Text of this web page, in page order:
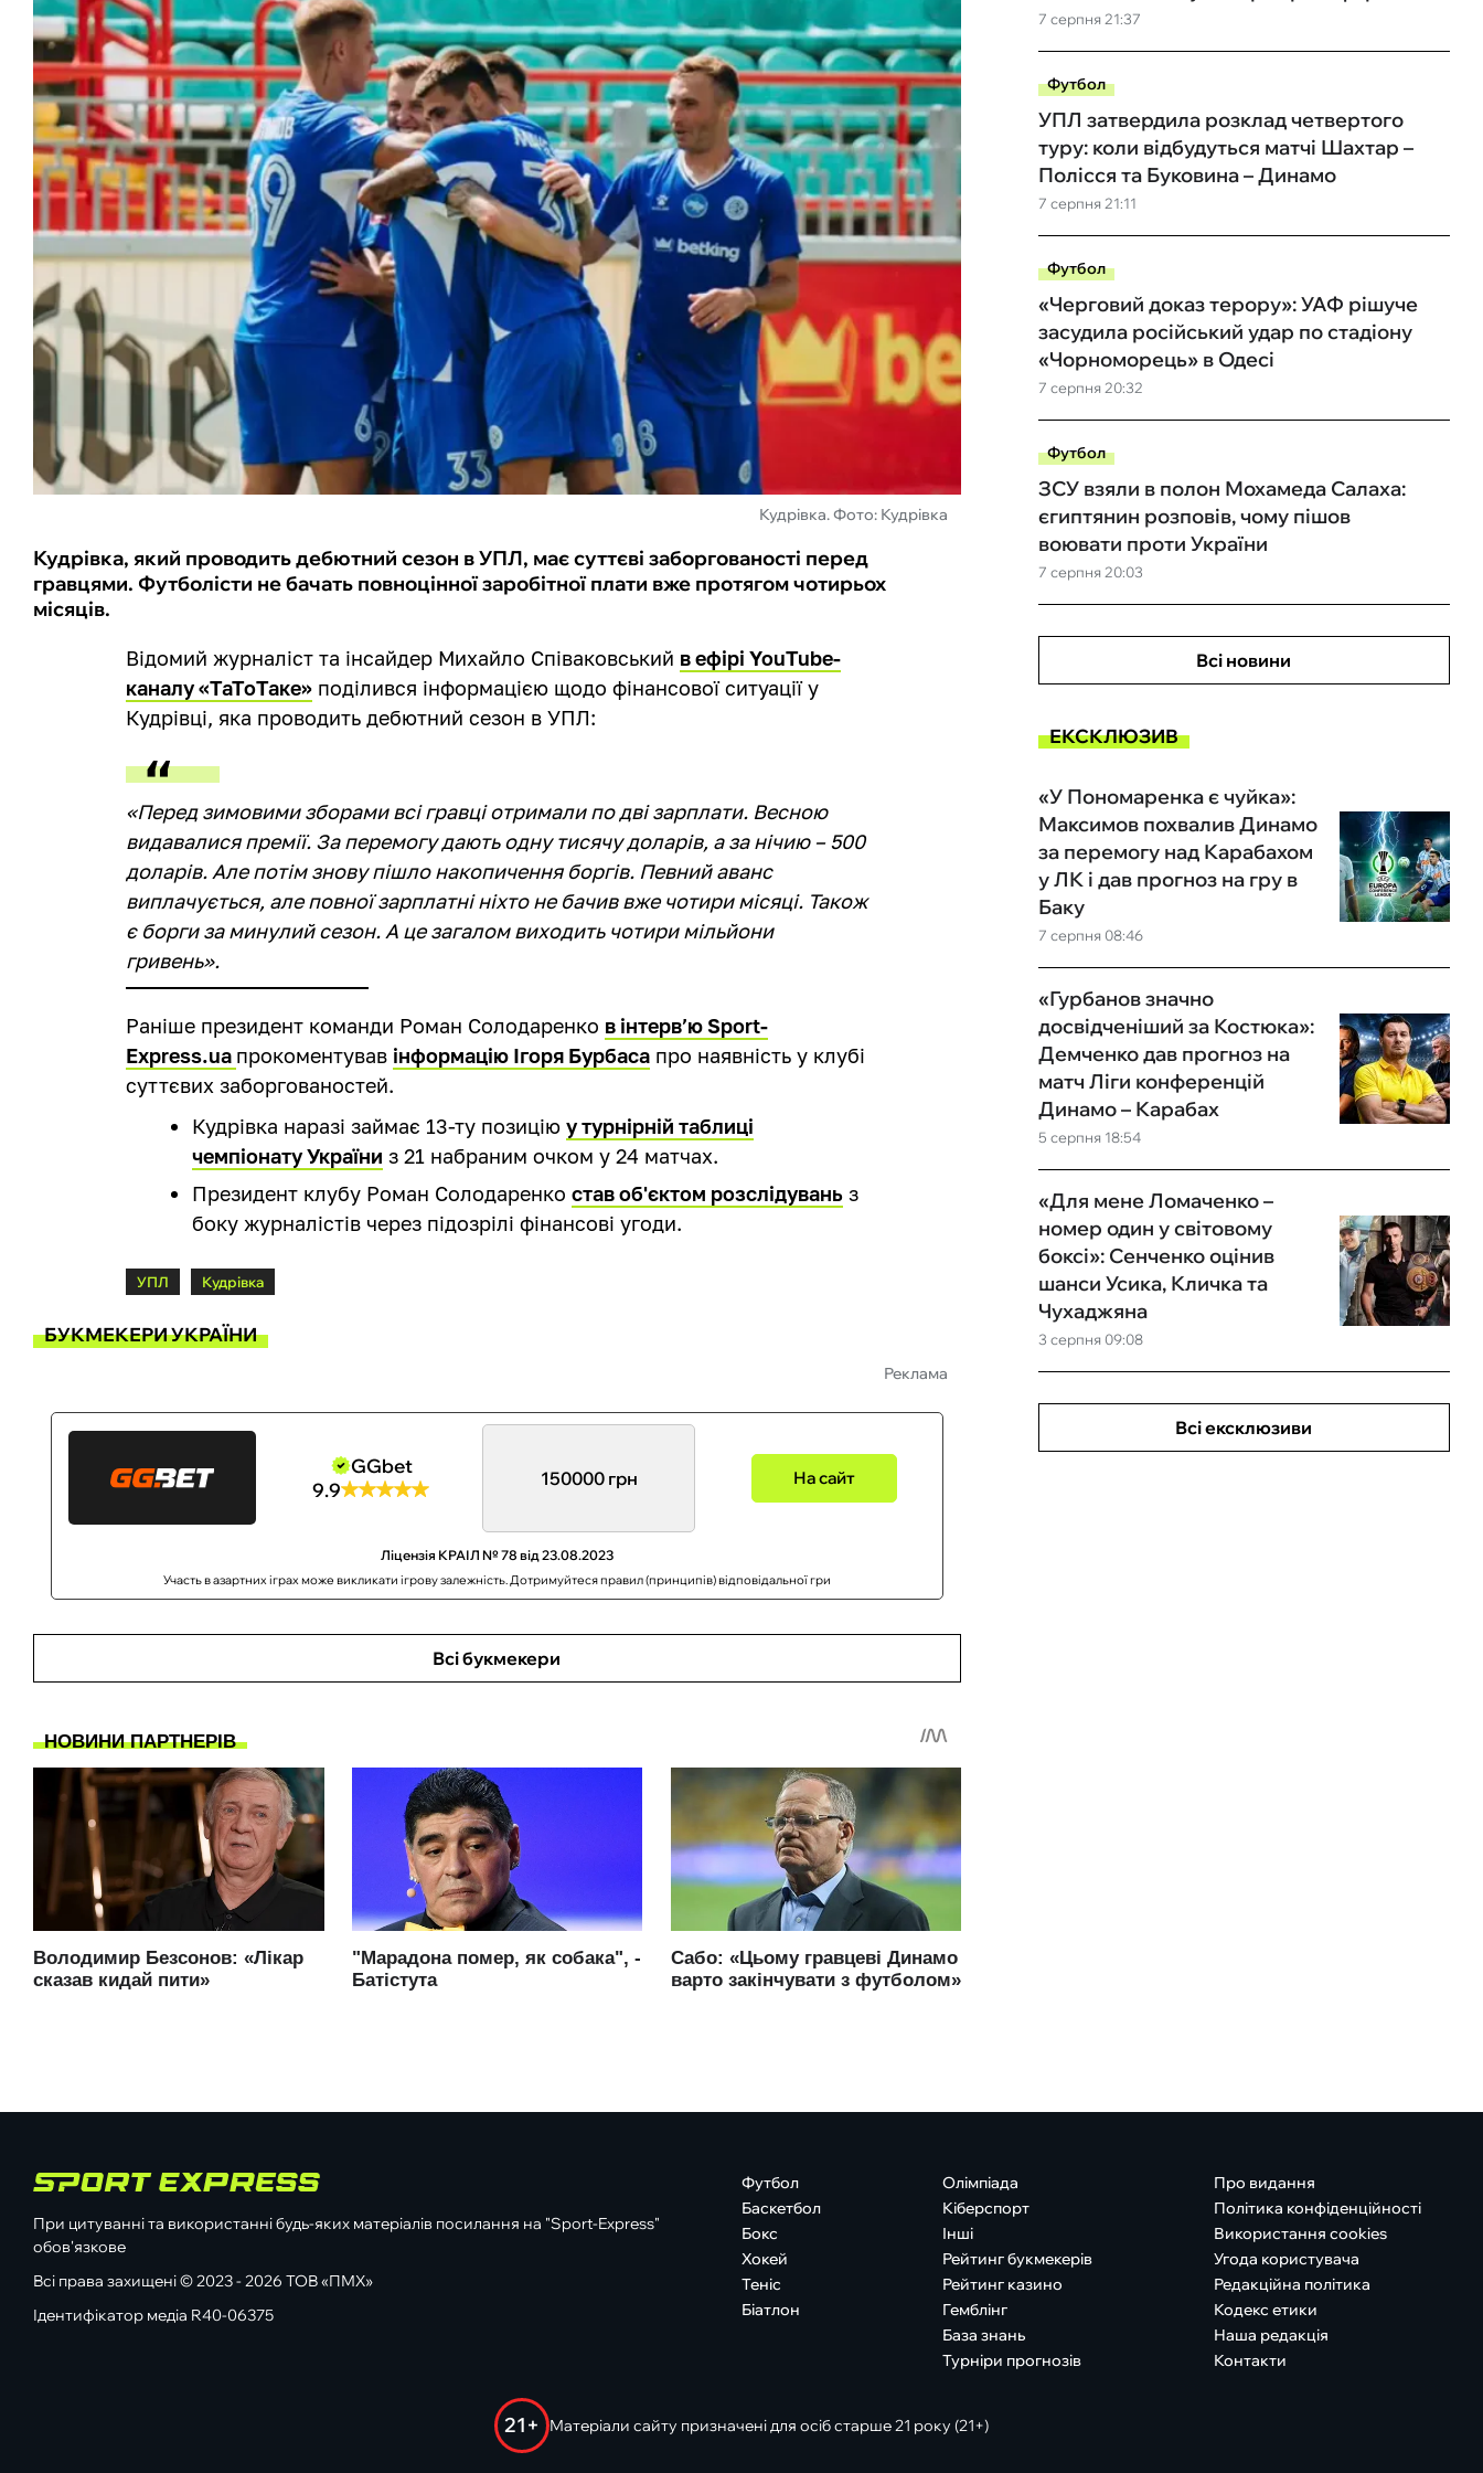
Кудрівка. Фото: Кудрівка
Кудрівка, який проводить дебютний сезон в УПЛ, має суттєві заборгованості перед
гравцями. Футболісти не бачать повноцінної заробітної плати вже протягом чотирьох
місяців.
Відомий журналіст та інсайдер Михайло Співаковський в ефірі YouTube-
каналу «ТаТоТаке» поділився інформацією щодо фінансової ситуації у
Кудрівці, яка проводить дебютний сезон в УПЛ:
«Перед зимовими зборами всі гравці отримали по дві зарплати. Весною
видавалися премії. За перемогу дають одну тисячу доларів, а за нічию – 500
доларів. Але потім знову пішло накопичення боргів. Певний аванс
виплачується, але повної зарплатні ніхто не бачив вже чотири місяці. Також
є борги за минулий сезон. А це загалом виходить чотири мільйони
гривень».
Раніше президент команди Роман Солодаренко в інтерв’ю Sport-
Express.ua прокоментував інформацію Ігоря Бурбаса про наявність у клубі
суттєвих заборгованостей.
Кудрівка наразі займає 13-ту позиціюу турнірній таблиці
чемпіонату України з 21 набраним очком у 24 матчах.
Президент клубу Роман Солодаренкостав об'єктом розслідувань з
боку журналістів через підозрілі фінансові угоди.
УПЛ Кудрівка
БУКМЕКЕРИ УКРАЇНИ
Реклама
GGbet
9.9
150000 грн На сайт
Ліцензія КРАІЛ № 78 від 23.08.2023
Участь в азартних іграх може викликати ігрову залежність. Дотримуйтеся правил (принципів) відповідальної гри
Всі букмекери
7 серпня 21:37
Футбол
7 серпня 21:11
УПЛ затвердила розклад четвертого
туру: коли відбудуться матчі Шахтар –
Полісся та Буковина – Динамо
Футбол
7 серпня 20:32
«Черговий доказ терору»: УАФ рішуче
засудила російський удар по стадіону
«Чорноморець» в Одесі
Футбол
7 серпня 20:03
ЗСУ взяли в полон Мохамеда Салаха:
єгиптянин розповів, чому пішов
воювати проти України
Всі новини
ЕКСКЛЮЗИВ
7 серпня 08:46
«У Пономаренка є чуйка»:
Максимов похвалив Динамо
за перемогу над Карабахом
у ЛК і дав прогноз на гру в
Баку
5 серпня 18:54
«Гурбанов значно
досвідченіший за Костюка»:
Демченко дав прогноз на
матч Ліги конференцій
Динамо – Карабах
3 серпня 09:08
«Для мене Ломаченко –
номер один у світовому
боксі»: Сенченко оцінив
шанси Усика, Кличка та
Чухаджяна
Всі ексклюзиви
При цитуванні та використанні будь-яких матеріалів посилання на "Sport-Express"
обов'язкове
Всі права захищені © 2023 - 2026 ТОВ «ПМХ»
Ідентифікатор медіа R40-06375
Футбол
Баскетбол
Бокс
Хокей
Теніс
Біатлон
Олімпіада
Кіберспорт
Інші
Рейтинг букмекерів
Рейтинг казино
Гемблінг
База знань
Турніри прогнозів
Про видання
Політика конфіденційності
Використання cookies
Угода користувача
Редакційна політика
Кодекс етики
Наша редакція
Контакти
21+ Матеріали сайту призначені для осіб старше 21 року (21+)